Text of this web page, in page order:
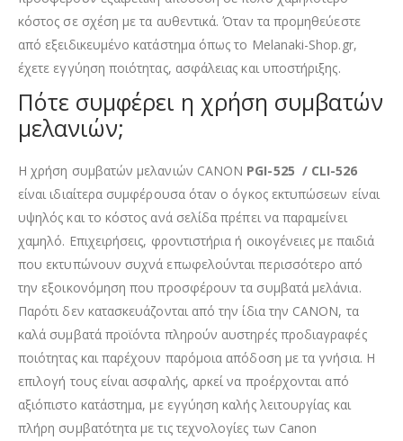
κόστος σε σχέση με τα αυθεντικά. Όταν τα προμηθεύεστε
από εξειδικευμένο κατάστημα όπως το Melanaki-Shop.gr,
έχετε εγγύηση ποιότητας, ασφάλειας και υποστήριξης.
Πότε συμφέρει η χρήση συμβατών
μελανιών;
Η χρήση συμβατών μελανιών CANON PGI-525 / CLI-526
είναι ιδιαίτερα συμφέρουσα όταν ο όγκος εκτυπώσεων είναι
υψηλός και το κόστος ανά σελίδα πρέπει να παραμείνει
χαμηλό. Επιχειρήσεις, φροντιστήρια ή οικογένειες με παιδιά
που εκτυπώνουν συχνά επωφελούνται περισσότερο από
την εξοικονόμηση που προσφέρουν τα συμβατά μελάνια.
Παρότι δεν κατασκευάζονται από την ίδια την CANON, τα
καλά συμβατά προϊόντα πληρούν αυστηρές προδιαγραφές
ποιότητας και παρέχουν παρόμοια απόδοση με τα γνήσια. Η
επιλογή τους είναι ασφαλής, αρκεί να προέρχονται από
αξιόπιστο κατάστημα, με εγγύηση καλής λειτουργίας και
πλήρη συμβατότητα με τις τεχνολογίες των Canon